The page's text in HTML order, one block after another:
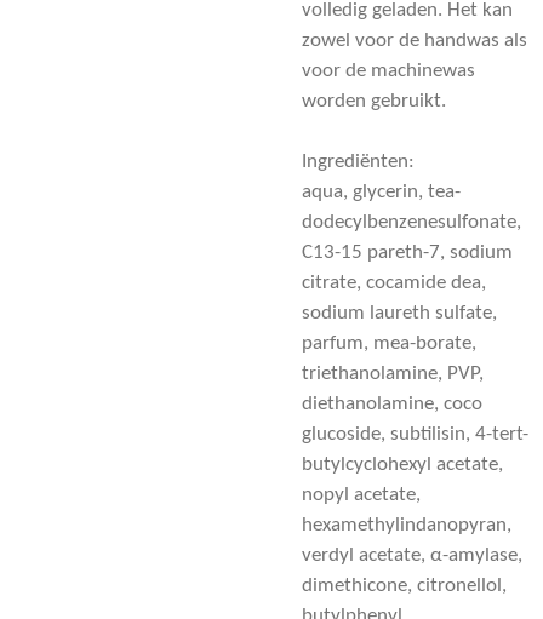
volledig geladen. Het kan
zowel voor de handwas als
voor de machinewas
worden gebruikt.
Ingrediënten:
aqua, glycerin, tea-
dodecylbenzenesulfonate,
C13-15 pareth-7, sodium
citrate, cocamide dea,
sodium laureth sulfate,
parfum, mea-borate,
triethanolamine, PVP,
diethanolamine, coco
glucoside, subtilisin, 4-tert-
butylcyclohexyl acetate,
nopyl acetate,
hexamethylindanopyran,
verdyl acetate, α-amylase,
dimethicone, citronellol,